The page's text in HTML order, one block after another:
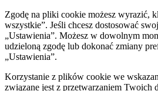
Zgodę na pliki cookie możesz wyrazić,
wszystkie”. Jeśli chcesz dostosować
„Ustawienia”. Możesz w dowolnym
udzieloną zgodę lub dokonać zmiany
„Ustawienia”.
Korzystanie z plików cookie we
związane jest z przetwarzaniem Twoich